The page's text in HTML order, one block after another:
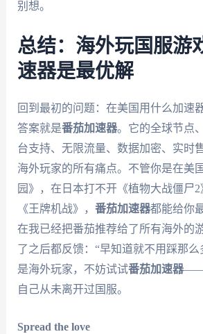
别想。
总结：海外玩国服游
速器是最优解
回到最初的问题：在美国用什么加速
答案就是番茄加速器。它的全球节点
台支持、无限流量、数据加密、实时
海外玩家的所有痛点。不管你是在美
园》，在日本打不开《植物大战僵尸
《王牌机战》， 番茄加速器都能给你
在我已经把番茄推荐给了所有海外的
了之后都反馈：“早知道就不用踩那么
是海外玩家，不妨试试番茄加速器——
自己从未离开过国服。
Spread the love